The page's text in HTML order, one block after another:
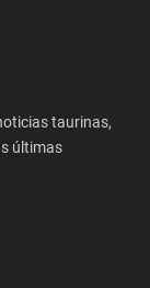
taurinas,
últimas